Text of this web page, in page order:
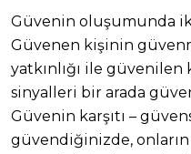
Güvenin oluşumunda
Güvenen kişinin
yatkınlığı ile
sinyalleri bir arada
Güvenin karşıtı –
güvendiğinizde,